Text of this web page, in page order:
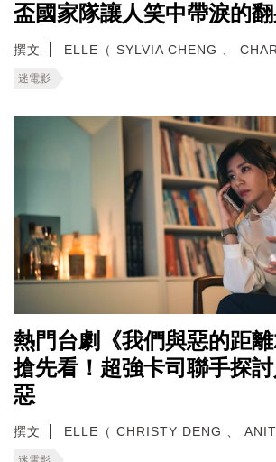
盃國家隊讓人笑中帶淚的
撰文 ELLE（ SYLVIA CHENG 、
迷電影
熱門台劇《我們與惡的距
搶先看！超強卡司聯手探
惡
撰文 ELLE（ CHRISTY DENG 、